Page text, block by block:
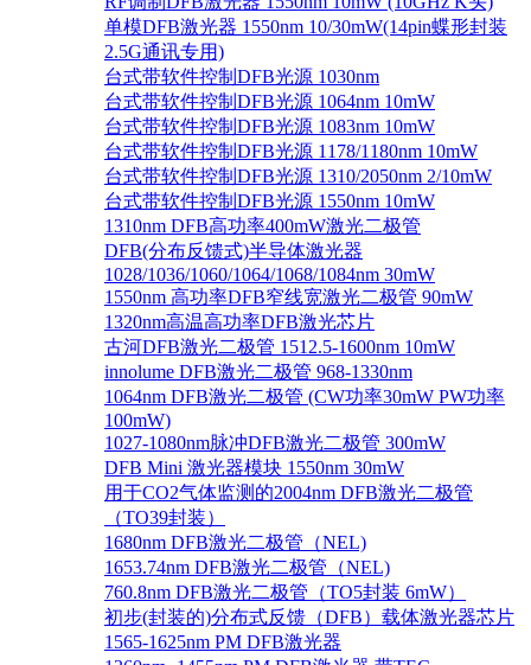
单模DFB激光器 1550nm 10/30mW(14pin蝶形封装
2.5G通讯专用)
台式带软件控制DFB光源 1030nm
台式带软件控制DFB光源 1064nm 10mW
台式带软件控制DFB光源 1083nm 10mW
台式带软件控制DFB光源 1178/1180nm 10mW
台式带软件控制DFB光源 1310/2050nm 2/10mW
台式带软件控制DFB光源 1550nm 10mW
1310nm DFB高功率400mW激光二极管
DFB(分布反馈式)半导体激光器
1028/1036/1060/1064/1068/1084nm 30mW
1550nm 高功率DFB窄线宽激光二极管 90mW
1320nm高温高功率DFB激光芯片
古河DFB激光二极管 1512.5-1600nm 10mW
innolume DFB激光二极管 968-1330nm
1064nm DFB激光二极管 (CW功率30mW PW功率
100mW)
1027-1080nm脉冲DFB激光二极管 300mW
DFB Mini 激光器模块 1550nm 30mW
用于CO2气体监测的2004nm DFB激光二极管
（TO39封装）
1680nm DFB激光二极管（NEL)
1653.74nm DFB激光二极管（NEL)
760.8nm DFB激光二极管（TO5封装 6mW）
初步(封装的)分布式反馈（DFB）载体激光器芯片
1565-1625nm PM DFB激光器